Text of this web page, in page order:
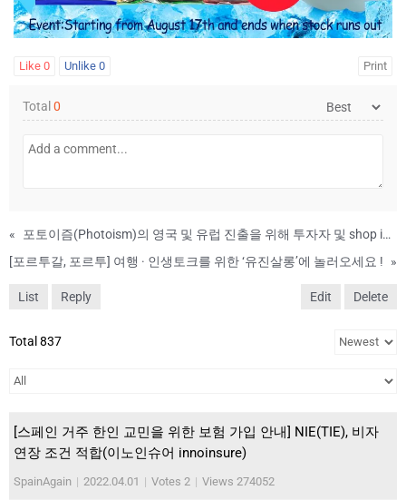
Like 0 Unlike 0 Print
Total 0
«
포토이즘(Photoism)의 영국 및 유럽 진출을 위해 투자자 및 shop in shop 파트너를 모집
[포르투갈, 포르투] 여행 · 인생토크를 위한 ‘유진살롱’에 놀러오세요 !
»
List Reply Edit Delete
Total 837
[스페인 거주 한인 교민을 위한 보험 가입 안내] NIE(TIE), 비자
연장 조건 적합(이노인슈어 innoinsure)
SpainAgain | 2022.04.01 | Votes 2 | Views 274052